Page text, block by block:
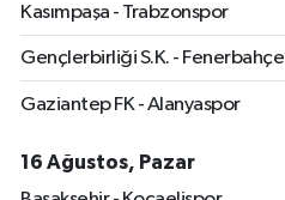
Kasımpaşa - Trabzonspor
Gençlerbirliği S.K. - Fenerbahçe
Gaziantep FK - Alanyaspor
16 Ağustos, Pazar